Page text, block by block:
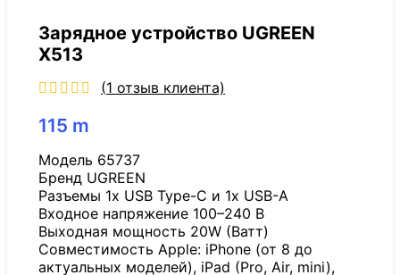
Зарядное устройство UGREEN
X513
(1 отзыв клиента)
115 m
Модель 65737
Бренд UGREEN
Разъемы 1x USB Type-C и 1x USB-A
Входное напряжение 100–240 В
Выходная мощность 20W (Ватт)
Совместимость Apple: iPhone (от 8 до
актуальных моделей), iPad (Pro, Air, mini),